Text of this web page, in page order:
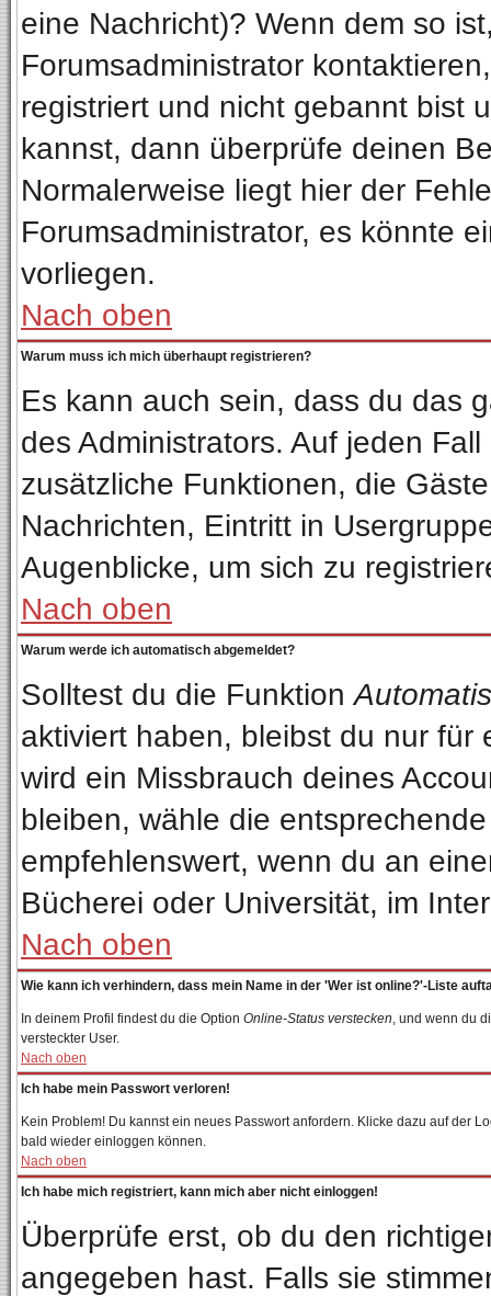
eine Nachricht)? Wenn dem so
Forumsadministrator
registriert und nicht gebannt bist
kannst, dann überprüfe deinen
Normalerweise liegt hier der
Forumsadministrator, es könnte
vorliegen.
Nach oben
Warum muss ich mich überhaupt registrieren?
Es kann auch sein, dass du das
des Administrators. Auf jeden
zusätzliche Funktionen, die
Nachrichten, Eintritt in
Augenblicke, um sich zu
Nach oben
Warum werde ich automatisch abgemeldet?
Solltest du die Funktion
aktiviert haben, bleibst du nur
wird ein Missbrauch deines
bleiben, wähle die
empfehlenswert, wenn du an
Bücherei oder Universität, im
Nach oben
Wie kann ich verhindern, dass mein Name in der 'Wer ist online?'-Liste
In deinem Profil findest du die Option Online-Status verstecken, und wenn du
versteckter User.
Nach oben
Ich habe mein Passwort verloren!
Kein Problem! Du kannst ein neues Passwort anfordern. Klicke dazu auf der
bald wieder einloggen können.
Nach oben
Ich habe mich registriert, kann mich aber nicht einloggen!
Überprüfe erst, ob du den
angegeben hast. Falls sie